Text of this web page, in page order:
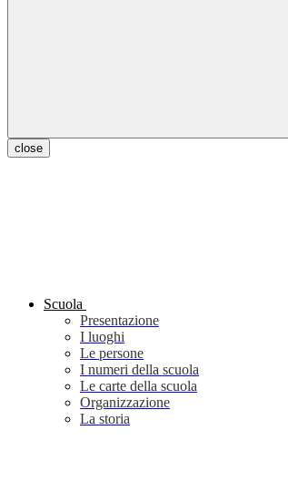
close
Scuola
Presentazione
I luoghi
Le persone
I numeri della scuola
Le carte della scuola
Organizzazione
La storia